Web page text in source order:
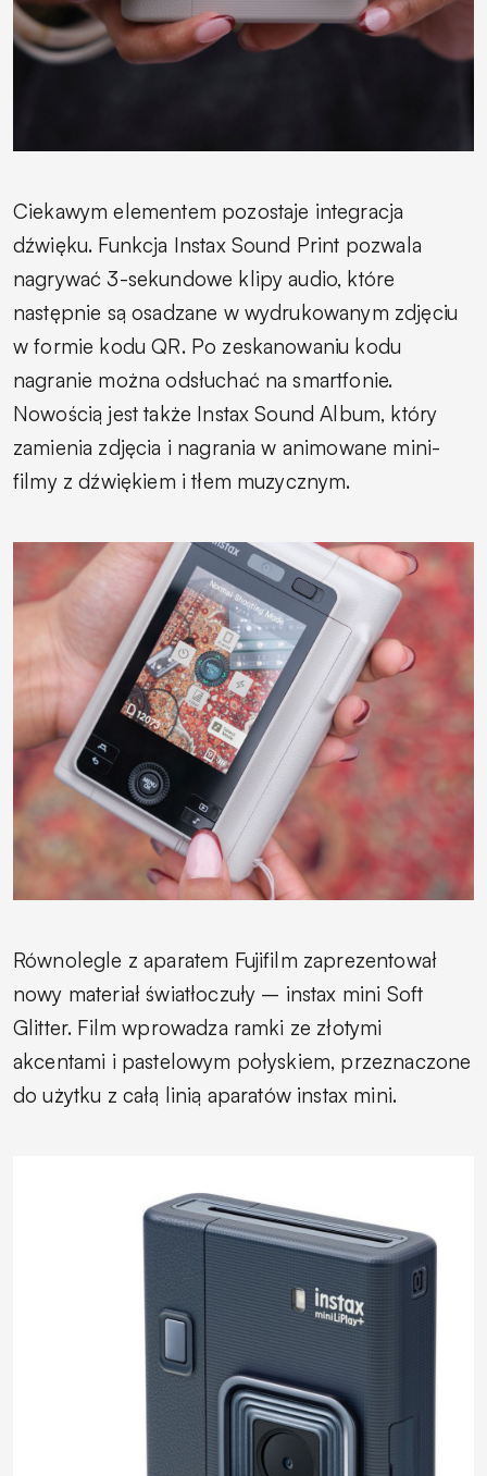
Ciekawym elementem pozostaje integracja
dźwięku. Funkcja Instax Sound Print pozwala
nagrywać 3-sekundowe klipy audio, które
następnie są osadzane w wydrukowanym zdjęciu
w formie kodu QR. Po zeskanowaniu kodu
nagranie można odsłuchać na smartfonie.
Nowością jest także Instax Sound Album, który
zamienia zdjęcia i nagrania w animowane mini-
filmy z dźwiękiem i tłem muzycznym.
Równolegle z aparatem Fujifilm zaprezentował
nowy materiał światłoczuły – instax mini Soft
Glitter. Film wprowadza ramki ze złotymi
akcentami i pastelowym połyskiem, przeznaczone
do użytku z całą linią aparatów instax mini.